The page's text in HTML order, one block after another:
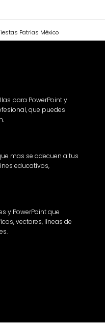
Patrias México
para PowerPoint y
que puedes
mas se adecuen a tus
educativos,
y PowerPoint que
vectores, líneas de